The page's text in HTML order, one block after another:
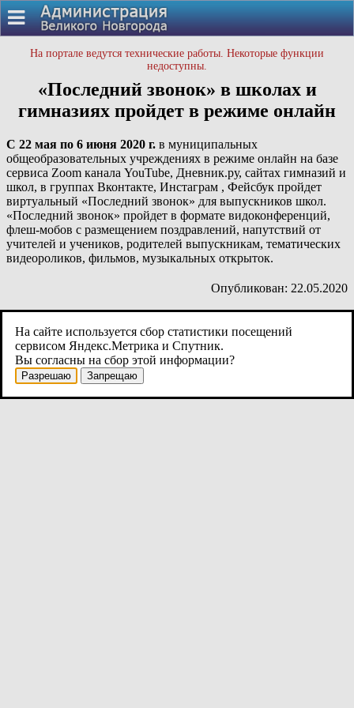
На портале ведутся технические работы. Некоторые функции
недоступны.
«Последний звонок» в школах и
гимназиях пройдет в режиме онлайн
С 22 мая по 6 июня 2020 г. в муниципальных
общеобразовательных учреждениях в режиме онлайн на базе
сервиса Zoom канала YouTube, Дневник.ру, сайтах гимназий и
школ, в группах Вконтакте, Инстаграм , Фейсбук пройдет
виртуальный «Последний звонок» для выпускников школ.
«Последний звонок» пройдет в формате видоконференций,
флеш-мобов с размещением поздравлений, напутствий от
учителей и учеников, родителей выпускникам, тематических
видеороликов, фильмов, музыкальных открыток.
Опубликован: 22.05.2020
На сайте используется сбор статистики посещений
сервисом Яндекс.Метрика и Спутник.
Вы согласны на сбор этой информации?
Разрешаю Запрещаю